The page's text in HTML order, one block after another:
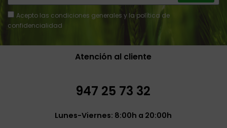
Acepto las condiciones generales y la política de
confidencialidad
Atención al cliente
947 25 73 32
Lunes-Viernes: 8:00h a 20:00h